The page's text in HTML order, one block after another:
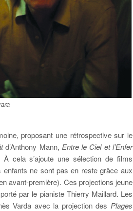
proposant une rétrospective sur le
d’Anthony Mann, Entre le Ciel et l’Enfer
À cela s’ajoute une sélection de films
enfants ne sont pas en reste grâce aux
avant-première). Ces projections jeune
par le pianiste Thierry Maillard. Les
Varda avec la projection des Plages